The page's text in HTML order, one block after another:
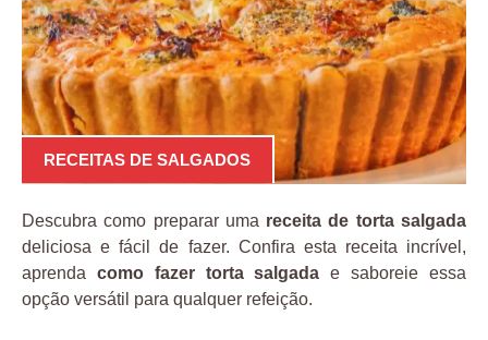
RECEITAS DE SALGADOS
Descubra como preparar uma receita de torta salgada
deliciosa e fácil de fazer. Confira esta receita incrível,
aprenda como fazer torta salgada e saboreie essa
opção versátil para qualquer refeição.